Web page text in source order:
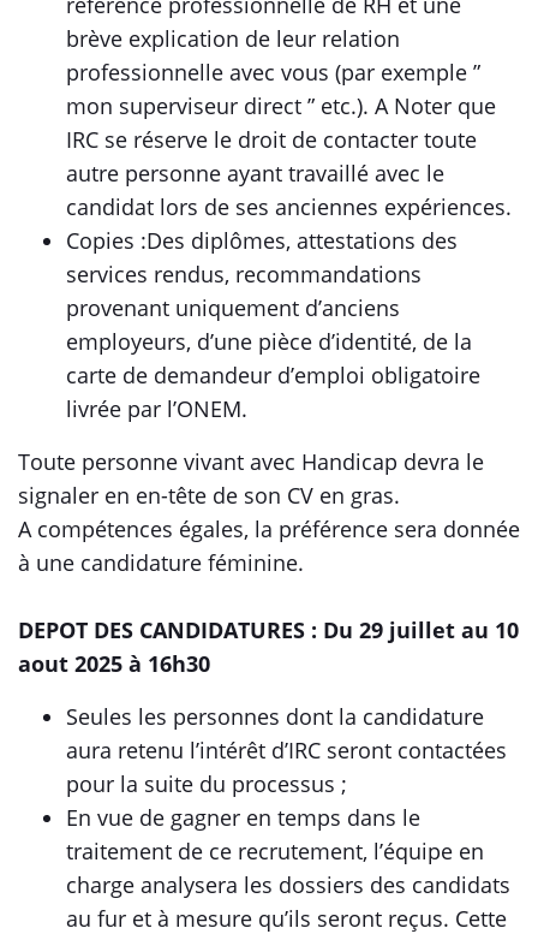
brève explication de leur relation
professionnelle avec vous (par exemple ”
mon superviseur direct ” etc.). A Noter que
IRC se réserve le droit de contacter toute
autre personne ayant travaillé avec le
candidat lors de ses anciennes expériences.
Copies :Des diplômes, attestations des
services rendus, recommandations
provenant uniquement d’anciens
employeurs, d’une pièce d’identité, de la
carte de demandeur d’emploi obligatoire
livrée par l’ONEM.
Toute personne vivant avec Handicap devra le
signaler en en-tête de son CV en gras.
A compétences égales, la préférence sera donnée
à une candidature féminine.
DEPOT DES CANDIDATURES : Du 29 juillet au 10
aout 2025 à 16h30
Seules les personnes dont la candidature
aura retenu l’intérêt d’IRC seront contactées
pour la suite du processus ;
En vue de gagner en temps dans le
traitement de ce recrutement, l’équipe en
charge analysera les dossiers des candidats
au fur et à mesure qu’ils seront reçus. Cette